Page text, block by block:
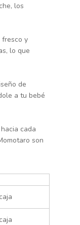
los
fresco y
lo que
de
a tu bebé
cada
son